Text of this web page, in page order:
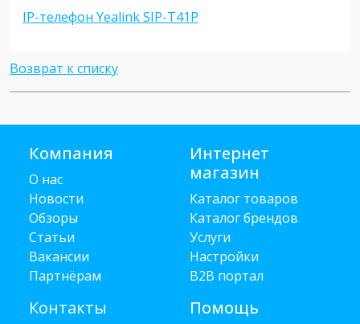
IP-телефон Yealink SIP-T41P
Возврат к списку
Компания
О нас
Новости
Обзоры
Статьи
Вакансии
Партнёрам
Контакты
Интернет
магазин
Каталог товаров
Каталог брендов
Услуги
Настройки
B2B портал
Помощь